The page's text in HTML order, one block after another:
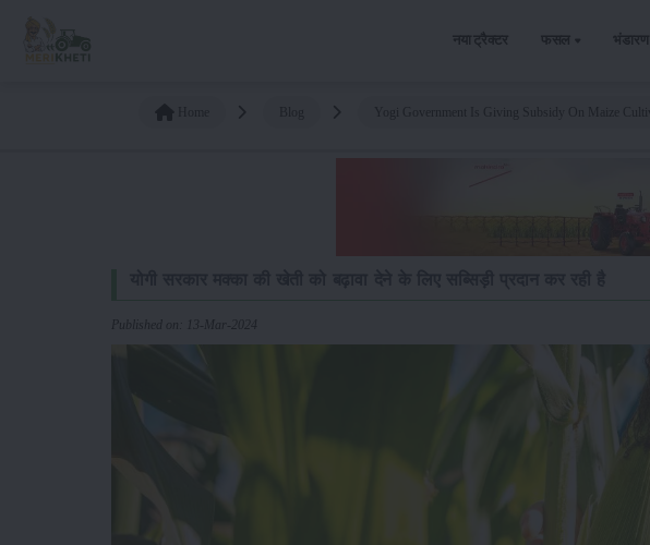
नया ट्रैक्टर फसल भंडारण
Published on: 13-Mar-2024